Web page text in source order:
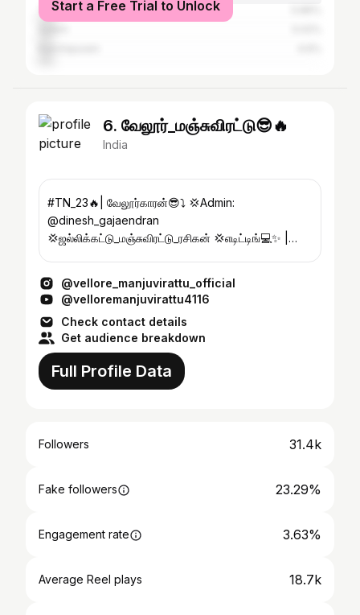
Tiruvannaamalai
Start a Free Trial to Unlock
6. வேலூர்_மஞ்சுவிரட்டு😎🔥
India
#TN_23🔥| வேலூர்காரன்😎⤵ 💢Admin:
@dinesh_gajaendran
💢ஜல்லிக்கட்டு_மஞ்சுவிரட்டு_ரசிகன் 💢எடிட்டிங்💻✨ |
@vellore_manjuvirattu_official
@velloremanjuvirattu4116
Check contact details
Get audience breakdown
Full Profile Data
Followers 31.4k
Fake followers 23.29%
Engagement rate 3.63%
Average Reel plays 18.7k